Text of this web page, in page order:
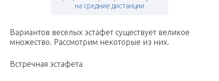
на средние дистанции
Вариантов веселых эстафет существует великое
множество. Рассмотрим некоторые из них.
Встречная эстафета